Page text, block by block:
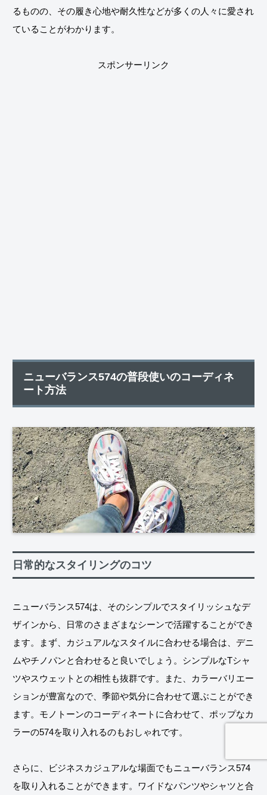
るものの、その履き心地や耐久性などが多くの人々に愛され
ていることがわかります。
スポンサーリンク
ニューバランス574の普段使いのコーディネ
ート方法
日常的なスタイリングのコツ
ニューバランス574は、そのシンプルでスタイリッシュなデ
ザインから、日常のさまざまなシーンで活躍することができ
ます。まず、カジュアルなスタイルに合わせる場合は、デニ
ムやチノパンと合わせると良いでしょう。シンプルなTシャ
ツやスウェットとの相性も抜群です。また、カラーバリエー
ションが豊富なので、季節や気分に合わせて選ぶことができ
ます。モノトーンのコーディネートに合わせて、ポップなカ
ラーの574を取り入れるのもおしゃれです。
さらに、ビジネスカジュアルな場面でもニューバランス574
を取り入れることができます。ワイドなパンツやシャツと合